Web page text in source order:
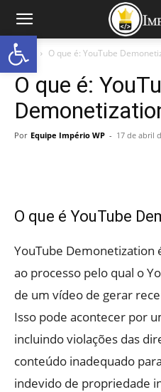
Início O que é: YouTube
O que é:
Por Equipe Império WP - 17 de abril
O que é YouTube
YouTube
ao processo pelo qual o
de um vídeo de gerar
Isso pode acontecer por
incluindo violações das
conteúdo inadequado
indevido de propriedade
Abrir a barra de ferramentas